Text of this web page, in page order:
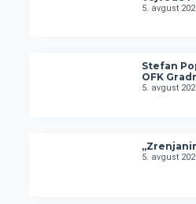
5. avgust
Stefan
OFK
5. avgust
5. avgust